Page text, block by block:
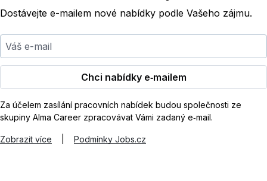
Dostávejte e-mailem nové nabídky podle Vašeho zájmu.
Váš e-mail
Chci nabídky e‑mailem
Za účelem zasílání pracovních nabídek budou společnosti ze
skupiny Alma Career zpracovávat Vámi zadaný e‑mail.
Zobrazit více Podmínky Jobs.cz